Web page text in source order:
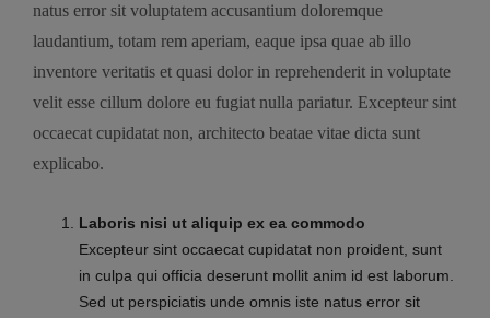
natus error sit voluptatem accusantium doloremque
laudantium, totam rem aperiam, eaque ipsa quae ab illo
inventore veritatis et quasi dolor in reprehenderit in voluptate
velit esse cillum dolore eu fugiat nulla pariatur. Excepteur sint
occaecat cupidatat non, architecto beatae vitae dicta sunt
explicabo.
Laboris nisi ut aliquip ex ea commodo
Excepteur sint occaecat cupidatat non proident, sunt
in culpa qui officia deserunt mollit anim id est laborum.
Sed ut perspiciatis unde omnis iste natus error sit